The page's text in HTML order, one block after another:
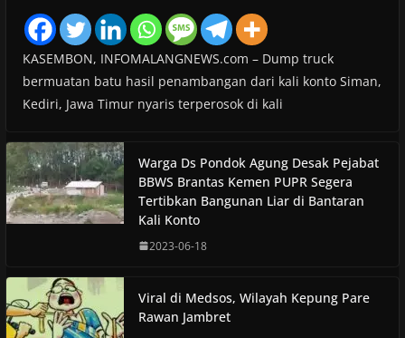
KASEMBON, INFOMALANGNEWS.com – Dump truck
bermuatan batu hasil penambangan dari kali konto Siman,
Kediri, Jawa Timur nyaris terperosok di kali
Warga Ds Pondok Agung Desak Pejabat
BBWS Brantas Kemen PUPR Segera
Tertibkan Bangunan Liar di Bantaran
Kali Konto
2023-06-18
Viral di Medsos, Wilayah Kepung Pare
Rawan Jambret